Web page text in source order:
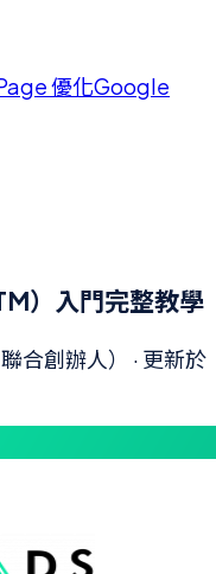
優化Google
）入門完整教學
合創辦人）
· 更新於